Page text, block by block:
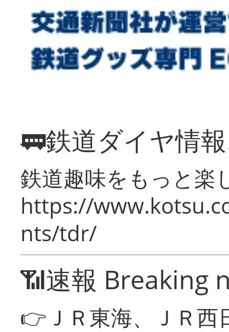
🚃鉄道ダイヤ情
鉄道趣味をもっと楽
https://
nts/tdr/
📶速報 Breaking
👉ＪＲ東海、ＪＲ